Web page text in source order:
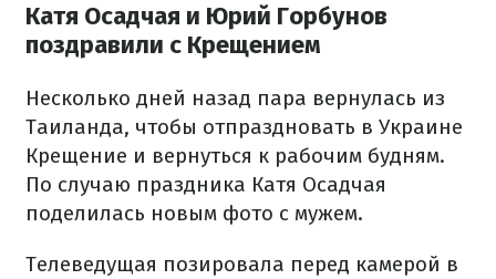
Катя Осадчая и Юрий Горбунов
поздравили с Крещением
Несколько дней назад пара вернулась из
Таиланда, чтобы отпраздновать в Украине
Крещение и вернуться к рабочим будням.
По случаю праздника Катя Осадчая
поделилась новым фото с мужем.
Телеведущая позировала перед камерой в